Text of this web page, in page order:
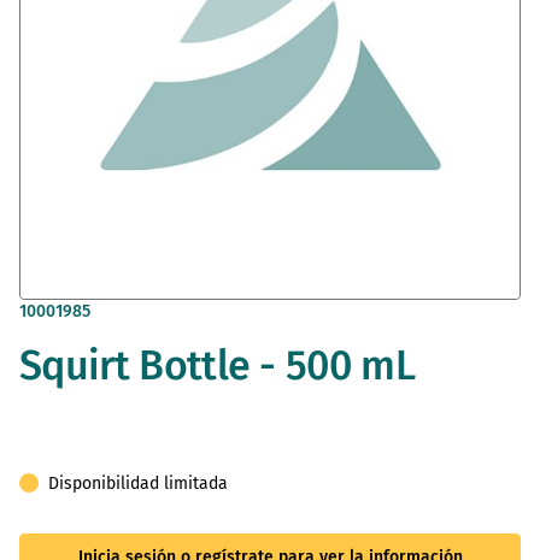
Saltar
comienzo
de
imágenes
10001985
Squirt Bottle - 500 mL
Disponibilidad limitada